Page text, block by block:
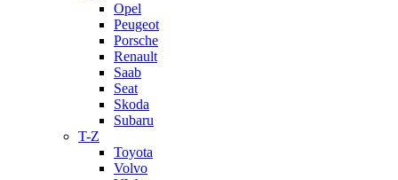
Opel
Peugeot
Porsche
Renault
Saab
Seat
Skoda
Subaru
T-Z
Toyota
Volvo